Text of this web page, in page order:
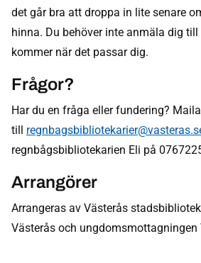
det går bra att droppa in lite senare
hinna. Du behöver inte anmäla dig
kommer när det passar dig.
Frågor?
Har du en fråga eller fundering? Maila
till
regnbågsbibliotekarien Eli på
Arrangörer
Arrangeras av Västerås
Västerås och ungdomsmottagningen